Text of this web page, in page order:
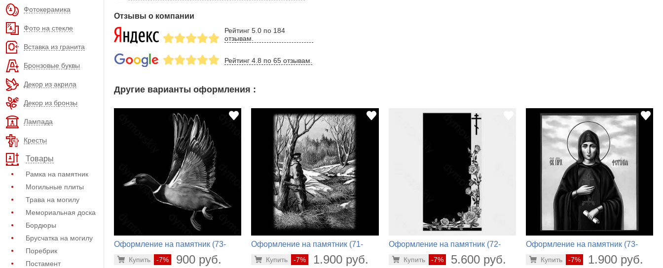
Фотокерамика
Фото на стекле
Вставка из гранита
Бронзовые буквы
Декор из акрила
Декор из бронзы
Лампада
Кресты
Товары
Рамка на памятник
Могильные плиты
Трава на могилу
Мемориальная доска
Бордюры
Брусчатка на могилу
Поребрик
Постамент
Отзывы о компании
Рейтинг 5.0 по 184
отзывам.
Рейтинг 4.8 по 65 отзывам.
Другие варианты оформления :
Оформление на памятник (73-
-7% 900 руб.
Купить
Оформление на памятник (71-
-7% 1.900 руб.
Купить
Оформление на памятник (72-
-7% 5.600 руб.
Купить
Оформление на памятник (73-
-7% 1.900 руб.
Купить